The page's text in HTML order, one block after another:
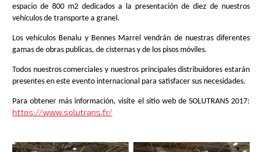
espacio de 800 m2 dedicados a la presentación de diez de nuestros
vehículos de transporte a granel.
Los vehículos Benalu y Bennes Marrel vendrán de nuestras diferentes
gamas de obras publicas, de cisternas y de los pisos móviles.
Todos nuestros comerciales y nuestros principales distribuidores estarán
presentes en este evento internacional para satisfacer sus necesidades.
Para obtener más información, visite el sitio web de SOLUTRANS 2017:
https://www.solutrans.fr/